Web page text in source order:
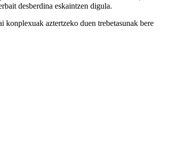
desberdina eskaintzen digula.
aztertzeko duen trebetasunak bere